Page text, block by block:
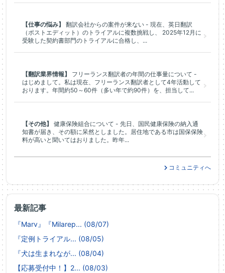
最新記事
『Marv』『Milarep... (08/07)
『定例トライアル... (08/05)
『犬は生まれなが... (08/04)
【応募受付中！】2... (08/03)
【仕事の悩み】
翻訳会社からの案件が来ない - 現在、英日翻訳
（ポストエディット）のトライアルに複数挑戦し、 2025年12月に
受験した契約書部門のトライアルに合格し、...
【翻訳業界情報】
フリーランス翻訳者の年間の仕事量について -
はじめまして。私は現在、フリーランス翻訳者として4年活動して
おります。年間約50～60件（多い年で約90件）を、担当して...
【その他】
健康保険組合について - 先日、国民健康保険の納入通
知書が届き、その額に呆然としました。居住地である市は国保保険
料が高いと聞いてはおりました。昨年...
コミュニティへ